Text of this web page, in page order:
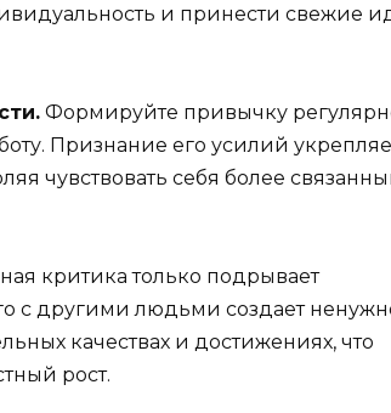
и принести свежие
Формируйте привычку
Признание его усилий
чувствовать себя более
критика только подрывает
с другими людьми создает
качествах и достижениях, что
рост.